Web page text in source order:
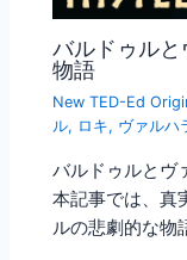
バルドゥル
物語
New TED-Ed
ル, ロキ, ヴァルハ
バルドゥルとヴ
本記事では、真
ルの悲劇的な物